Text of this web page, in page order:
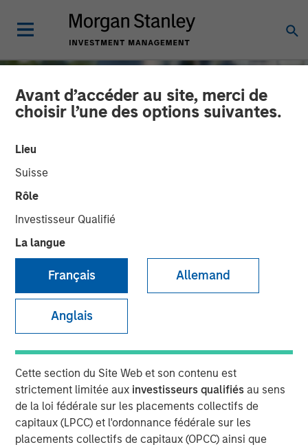
Avant d’accéder au site, merci de
choisir l’une des options suivantes.
Lieu
Suisse
Rôle
Investisseur Qualifié
La langue
Français Allemand
Anglais
Cette section du Site Web et son contenu est
strictement limitée aux investisseurs qualifiésau sens
de la loi fédérale sur les placements collectifs de
capitaux (LPCC) et l'ordonnance fédérale sur les
placements collectifs de capitaux (OPCC) ainsi que
TALES FROM THE EMERGING WORLD
The Water Constraint
01 JUIN 2026
The Authors
Eric Carlson
Managing Director